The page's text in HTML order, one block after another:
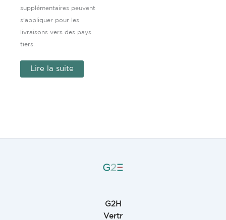
supplémentaires peuvent
s'appliquer pour les
livraisons vers des pays
tiers.
Lire la suite
G2H
Vertr